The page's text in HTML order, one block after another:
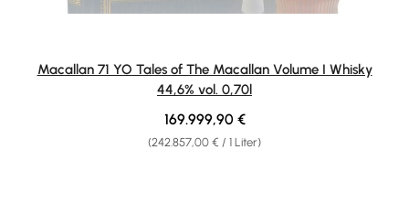
Macallan 71 YO Tales of The Macallan Volume I Whisky
44,6% vol. 0,70l
(242.857,00 € / 1 Liter)
Regulärer Preis:
169.999,90 €